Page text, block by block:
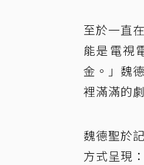
至於一直
能是電視
金。」魏
裡滿滿的劇
魏德聖於
方式呈現